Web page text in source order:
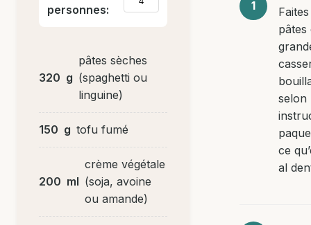
personnes:
320 g
pâtes sèches
(spaghetti ou
linguine)
150 g tofu fumé
200 ml
crème végétale
(soja, avoine
ou amande)
pâtes
selon
ce
al